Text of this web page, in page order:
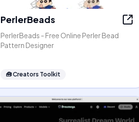
PerlerBeads
PerlerBeads - Free Online Perler Bead
Pattern Designer
🧰Creators Toolkit